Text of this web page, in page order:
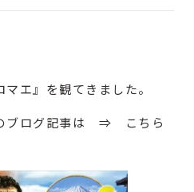
マエ 』を観てきました。
のブログ記事は ⇒
こちら